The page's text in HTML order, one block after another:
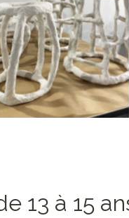
Aucune légende
13 à 15